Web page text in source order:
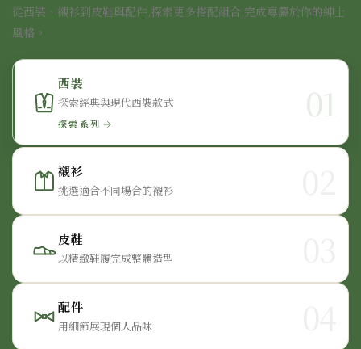
從西裝、襯衫到皮鞋與配件,探索更多搭配組合,完成專屬於你的紳士
風格。
01
西裝
探索經典與現代西裝款式
探索系列
襯衫
挑選適合不同場合的襯衫
皮鞋
以精緻鞋履完成整體造型
配件
用細節展現個人品味